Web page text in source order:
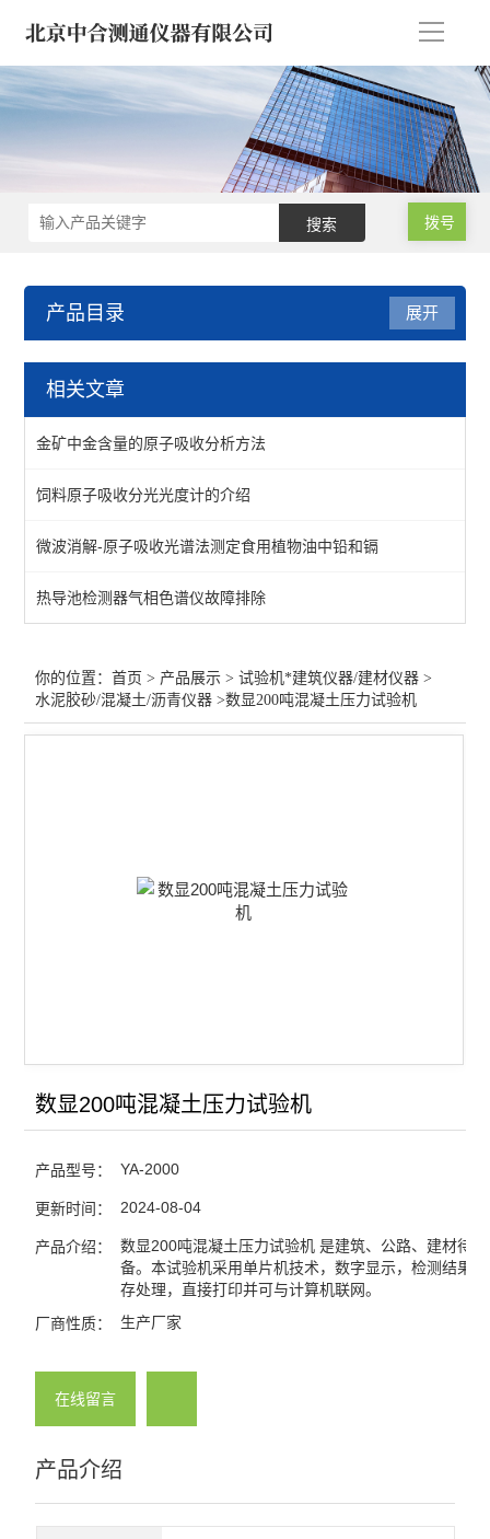
导
拨号
产品目录
试验机*建筑仪器/建材仪器
胶合板/木板静曲强度试验
展开
相关文章
金矿中金含量的原子吸收分析方法
饲料原子吸收分光光度计的介绍
微波消解-原子吸收光谱法测定食用植物油中铅和镉
热导池检测器气相色谱仪故障排除
你的位置：首页 > 产品展示 >试验机*建筑仪器/建材仪器 >
水泥胶砂/混凝土/沥青仪器 >数显200吨混凝土压力试验机
数显200吨混凝土压力试验机
产品型号： YA-2000
更新时间： 2024-08-04
产品介绍：
数显200吨混凝土压力试验机 是建筑、公路、建材待
备。本试验机采用单片机技术，数字显示，检测结果
存处理，直接打印并可与计算机联网。
厂商性质： 生产厂家
在线留言
产品介绍